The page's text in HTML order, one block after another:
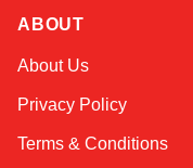
ABOUT
About Us
Privacy Policy
Terms & Conditions